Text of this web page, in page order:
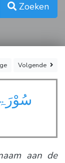
Zoeken
Volgende
aan de